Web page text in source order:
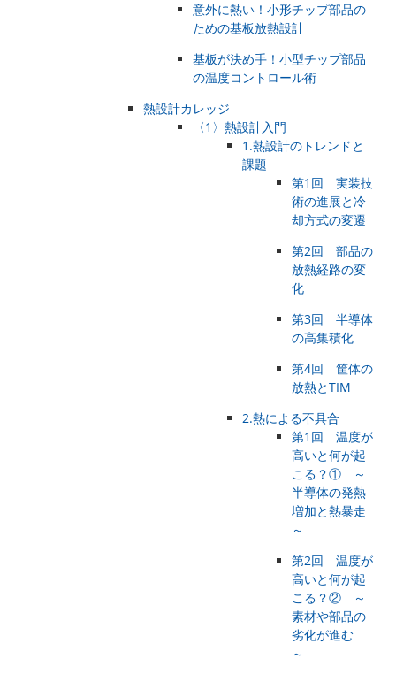
意外に熱い！小形チップ部品の
ための基板放熱設計
基板が決め手！小型チップ部品
の温度コントロール術
熱設計カレッジ
〈1〉熱設計入門
1.熱設計のトレンドと
課題
第1回 実装技
術の進展と冷
却方式の変遷
第2回 部品の
放熱経路の変
化
第3回 半導体
の高集積化
第4回 筐体の
放熱とTIM
2.熱による不具合
第1回 温度が
高いと何が起
こる？① ～
半導体の発熱
増加と熱暴走
～
第2回 温度が
高いと何が起
こる？② ～
素材や部品の
劣化が進む
～